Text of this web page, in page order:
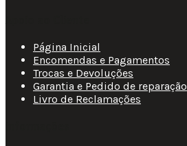
Página Inicial
Encomendas e Pagamentos
Trocas e Devoluções
Garantia e Pedido de reparação
Livro de Reclamações